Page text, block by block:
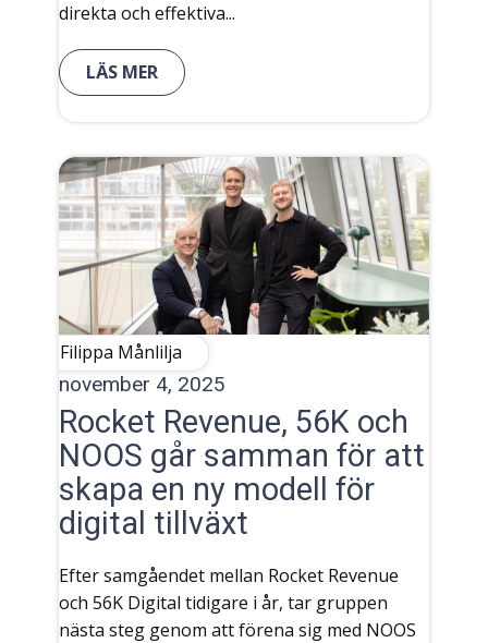
direkta och effektiva...
LÄS MER
Filippa Månlilja
november 4, 2025
Rocket Revenue, 56K och
NOOS går samman för att
skapa en ny modell för
digital tillväxt
Efter samgåendet mellan Rocket Revenue
och 56K Digital tidigare i år, tar gruppen
nästa steg genom att förena sig med NOOS